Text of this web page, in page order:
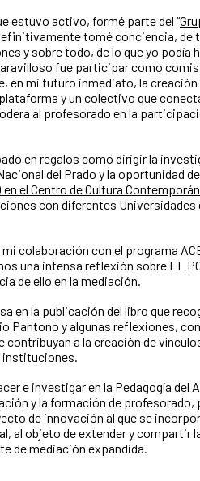
estuvo activo, formé parte del “
tomé conciencia, de
y sobre todo, de lo que yo podía
fue participar como
en mi futuro inmediato, la
y un colectivo que
al profesorado en la
en regalos como dirigir la
del Prado y la oportunidad
en el Centro de Cultura
con diferentes
colaboración con el programa
una intensa reflexión sobre EL
de ello en la mediación.
en la publicación del libro que
Pantono y algunas reflexiones,
contribuyan a la creación de
instituciones.
e investigar en la Pedagogía del
y la formación de profesorado,
de innovación al que se
al objeto de extender y compartir
de mediación expandida.